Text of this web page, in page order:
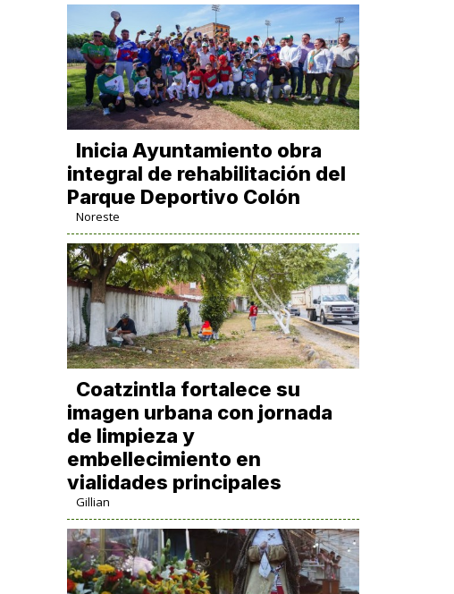
Inicia Ayuntamiento obra
integral de rehabilitación del
Parque Deportivo Colón
Noreste
Coatzintla fortalece su
imagen urbana con jornada
de limpieza y
embellecimiento en
vialidades principales
Gillian